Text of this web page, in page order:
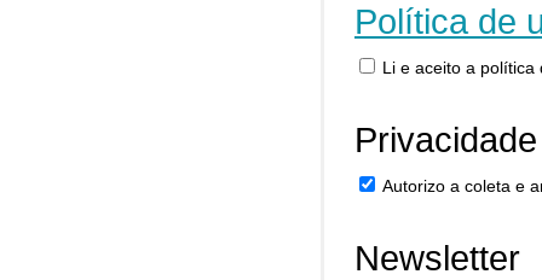
Política de
Li e aceito a política
Autorizo a coleta e
Newsletter